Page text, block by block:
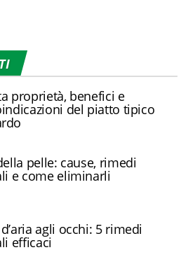
proprietà, benefici e
del piatto tipico
pelle: cause, rimedi
e come eliminarli
agli occhi: 5 rimedi
efficaci